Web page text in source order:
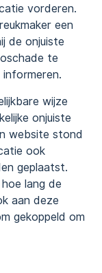
vorderen.
een
de onjuiste
te
wijze
onjuiste
website stond
ook
geplaatst.
lang de
aan deze
gekoppeld om